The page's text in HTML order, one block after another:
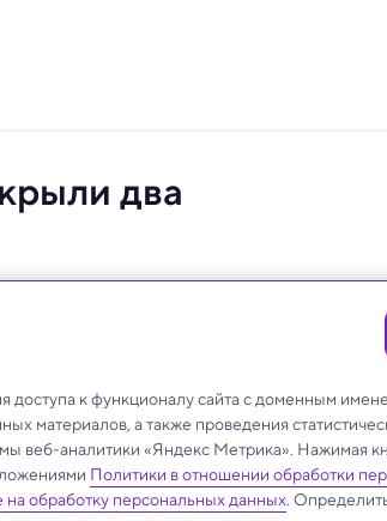
два
к функционалу сайта с доменным
материалов, а также проведения
веб-аналитики «Яндекс Метрика». Нажимая
Политики в отношении обработки
на обработку персональных данных.